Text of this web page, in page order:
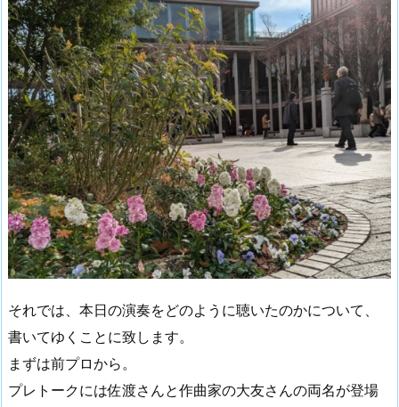
それでは、本日の演奏をどのように聴いたのかについて、
書いてゆくことに致します。
まずは前プロから。
プレトークには佐渡さんと作曲家の大友さんの両名が登場